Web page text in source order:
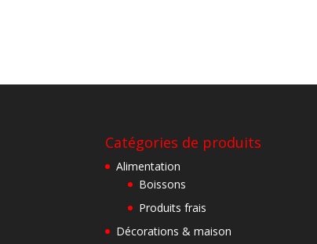
Catégories de produits
Alimentation
Boissons
Produits frais
Décorations & maison